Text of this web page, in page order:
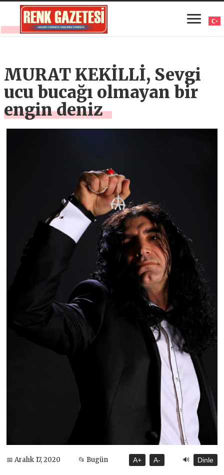
MURAT KEKİLLİ, Sevgi
ucu bucağı olmayan bir
engin deniz
📅 Aralık 17, 2020 📂 Bugün A+ A- 🔊 Dinle